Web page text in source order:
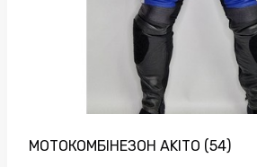
МОТОКОМБІНЕЗОН AKITO (54)